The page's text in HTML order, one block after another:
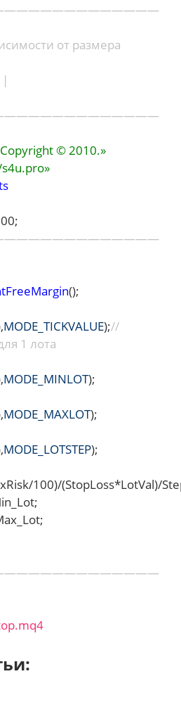
от размера
© 2010.»
();
MODE_TICKVALUE);//
1 лота
MODE_MINLOT);
MODE_MAXLOT);
MODE_LOTSTEP);
100)/(StopLoss*LotVal)/